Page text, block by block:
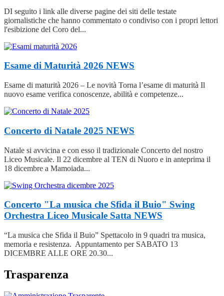
DI seguito i link alle diverse pagine dei siti delle testate
giornalistiche che hanno commentato o condiviso con i propri lettori
l'esibizione del Coro del...
Esame di Maturità 2026 NEWS
Esame di maturità 2026 – Le novità Torna l’esame di maturità Il
nuovo esame verifica conoscenze, abilità e competenze...
Concerto di Natale 2025 NEWS
Natale si avvicina e con esso il tradizionale Concerto del nostro
Liceo Musicale. Il 22 dicembre al TEN di Nuoro e in anteprima il
18 dicembre a Mamoiada...
Concerto "La musica che Sfida il Buio" Swing
Orchestra Liceo Musicale Satta NEWS
“La musica che Sfida il Buio” Spettacolo in 9 quadri tra musica,
memoria e resistenza. Appuntamento per SABATO 13
DICEMBRE ALLE ORE 20.30...
Trasparenza